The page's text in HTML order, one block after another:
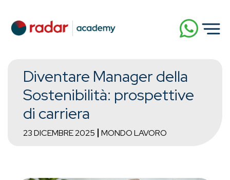
Diventare Manager della
Sostenibilità: prospettive
di carriera
23 DICEMBRE 2025 MONDO LAVORO